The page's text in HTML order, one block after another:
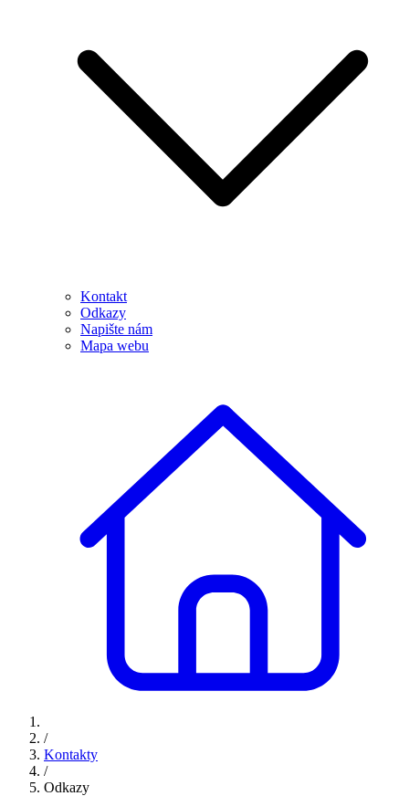
Kontakt
Odkazy
Napište nám
Mapa webu
/
Kontakty
/
Odkazy